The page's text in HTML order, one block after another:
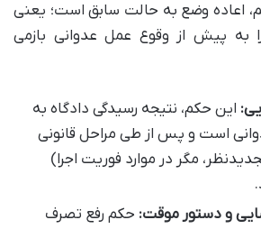
اعاده وضع به حالت سابق است؛ یعنی
به پیش از وقوع عمل عدوانی بازمی
این حکم، نتیجه رسیدگی دادگاه به
است و پس از طی مراحل قانونی
مگر در موارد فوریت اجرا)
و دستور موقت: حکم رفع تصرف